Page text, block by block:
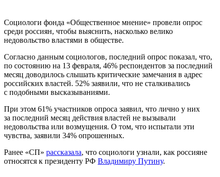
Социологи фонда «Общественное мнение» провели опрос
среди россиян, чтобы выяснить, насколько велико
недовольство властями в обществе.
Согласно данным социологов, последний опрос показал, что,
по состоянию на 13 февраля, 46% респондентов за последний
месяц доводилось слышать критические замечания в адрес
российских властей. 52% заявили, что не сталкивались
с подобными высказываниями.
При этом 61% участников опроса заявил, что лично у них
за последний месяц действия властей не вызывали
недовольства или возмущения. О том, что испытали эти
чувства, заявили 34% опрошенных.
Ранее «СП» рассказала, что социологи узнали, как россияне
относятся к президенту РФ Владимиру Путину.